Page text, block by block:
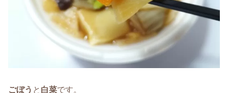
ごぼう と 白菜です。